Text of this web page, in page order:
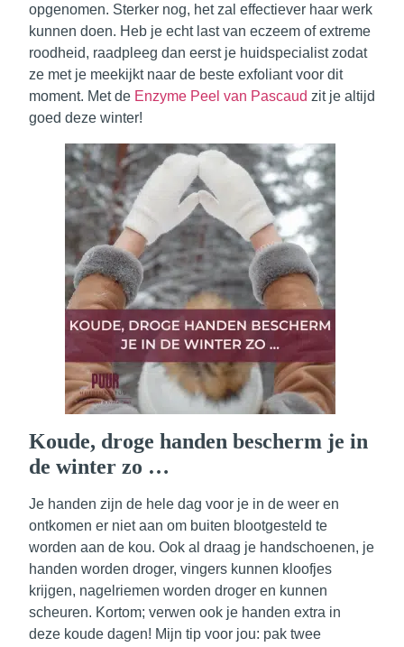
opgenomen. Sterker nog, het zal effectiever haar werk
kunnen doen. Heb je echt last van eczeem of extreme
roodheid, raadpleeg dan eerst je huidspecialist zodat
ze met je meekijkt naar de beste exfoliant voor dit
moment. Met de Enzyme Peel van Pascaud zit je altijd
goed deze winter!
Koude, droge handen bescherm je in
de winter zo …
Je handen zijn de hele dag voor je in de weer en
ontkomen er niet aan om buiten blootgesteld te
worden aan de kou. Ook al draag je handschoenen, je
handen worden droger, vingers kunnen kloofjes
krijgen, nagelriemen worden droger en kunnen
scheuren. Kortom; verwen ook je handen extra in
deze koude dagen! Mijn tip voor jou: pak twee